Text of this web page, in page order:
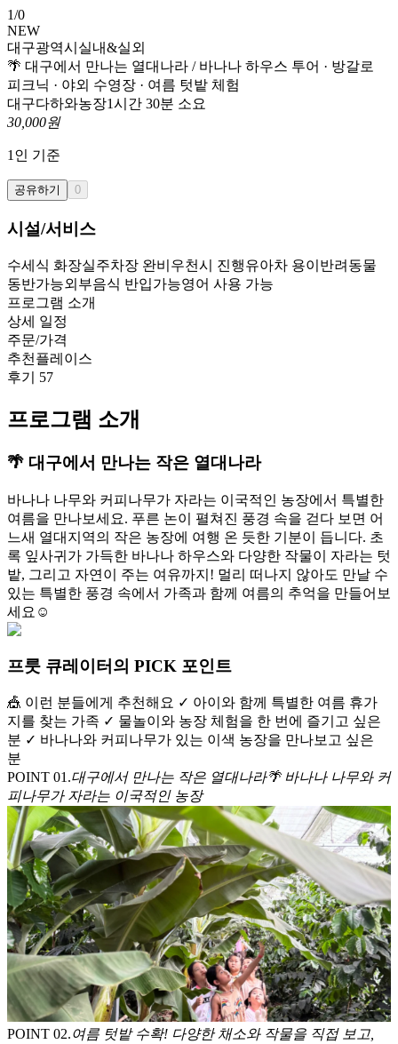
1/0
NEW
대구광역시 실내&실외
🌴 대구에서 만나는 열대나라 / 바나나 하우스 투어 · 방갈로
피크닉 · 야외 수영장 · 여름 텃밭 체험
대구다하와농장1시간 30분 소요
30,000원
1 인 기준
공유하기 0
시설/서비스
수세식 화장실주차장 완비 우천시 진행유아차 용이 반려동물
동반가능외부음식 반입가능영어 사용 가능
프로그램 소개
상세 일정
주문/가격
추천플레이스
후기 57
프로그램 소개
🌴 대구에서 만나는 작은 열대나라
바나나 나무와 커피나무가 자라는 이국적인 농장에서 특별한
여름을 만나보세요. 푸른 논이 펼쳐진 풍경 속을 걷다 보면 어
느새 열대지역의 작은 농장에 여행 온 듯한 기분이 듭니다. 초
록 잎사귀가 가득한 바나나 하우스와 다양한 작물이 자라는 텃
밭, 그리고 자연이 주는 여유까지! 멀리 떠나지 않아도 만날 수
있는 특별한 풍경 속에서 가족과 함께 여름의 추억을 만들어보
세요☺️
프룻 큐레이터의 PICK 포인트
🎪 이런 분들에게 추천해요 ✓ 아이와 함께 특별한 여름 휴가
지를 찾는 가족 ✓ 물놀이와 농장 체험을 한 번에 즐기고 싶은
분 ✓ 바나나와 커피나무가 있는 이색 농장을 만나보고 싶은
분
POINT 01.대구에서 만나는 작은 열대나라🌴 바나나 나무와 커
피나무가 자라는 이국적인 농장
POINT 02.여름 텃밭 수확! 다양한 채소와 작물을 직접 보고,